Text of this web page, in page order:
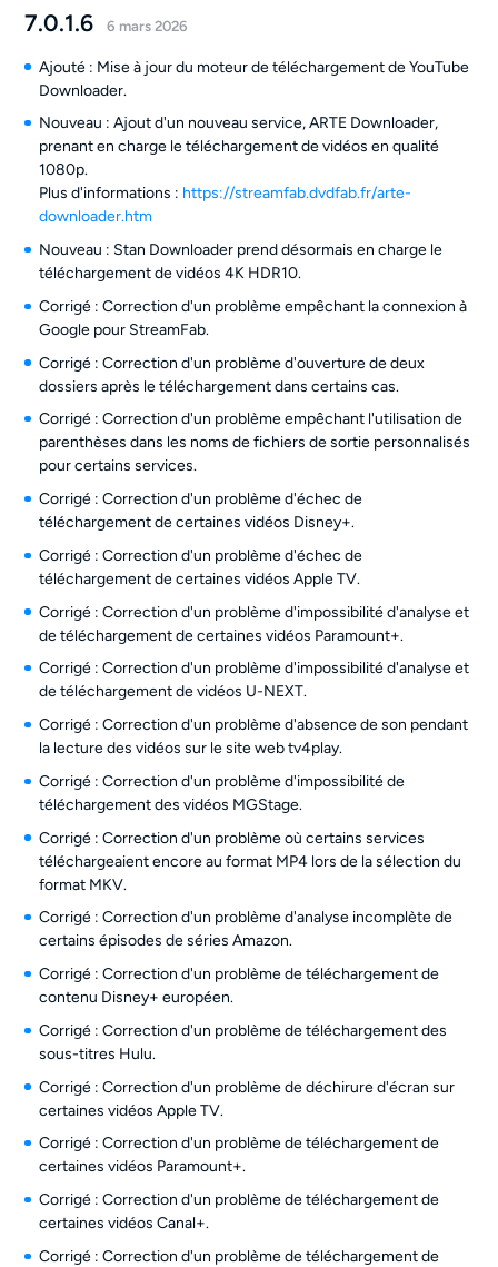
7.0.1.6 6 mars 2026
Ajouté : Mise à jour du moteur de téléchargement de YouTube
Downloader.
Nouveau : Ajout d'un nouveau service, ARTE Downloader,
prenant en charge le téléchargement de vidéos en qualité
1080p.
Plus d'informations : https://streamfab.dvdfab.fr/arte-
downloader.htm
Nouveau : Stan Downloader prend désormais en charge le
téléchargement de vidéos 4K HDR10.
Corrigé : Correction d'un problème empêchant la connexion à
Google pour StreamFab.
Corrigé : Correction d'un problème d'ouverture de deux
dossiers après le téléchargement dans certains cas.
Corrigé : Correction d'un problème empêchant l'utilisation de
parenthèses dans les noms de fichiers de sortie personnalisés
pour certains services.
Corrigé : Correction d'un problème d'échec de
téléchargement de certaines vidéos Disney+.
Corrigé : Correction d'un problème d'échec de
téléchargement de certaines vidéos Apple TV.
Corrigé : Correction d'un problème d'impossibilité d'analyse et
de téléchargement de certaines vidéos Paramount+.
Corrigé : Correction d'un problème d'impossibilité d'analyse et
de téléchargement de vidéos U-NEXT.
Corrigé : Correction d'un problème d'absence de son pendant
la lecture des vidéos sur le site web tv4play.
Corrigé : Correction d'un problème d'impossibilité de
téléchargement des vidéos MGStage.
Corrigé : Correction d'un problème où certains services
téléchargeaient encore au format MP4 lors de la sélection du
format MKV.
Corrigé : Correction d'un problème d'analyse incomplète de
certains épisodes de séries Amazon.
Corrigé : Correction d'un problème de téléchargement de
contenu Disney+ européen.
Corrigé : Correction d'un problème de téléchargement des
sous-titres Hulu.
Corrigé : Correction d'un problème de déchirure d'écran sur
certaines vidéos Apple TV.
Corrigé : Correction d'un problème de téléchargement de
certaines vidéos Paramount+.
Corrigé : Correction d'un problème de téléchargement de
certaines vidéos Canal+.
Corrigé : Correction d'un problème de téléchargement de